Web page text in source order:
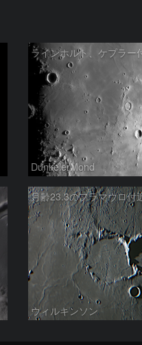
ラインホルト、ケプラー
DunkelerMond
月齢23.3のフラマウロ付
ウィルキンソン